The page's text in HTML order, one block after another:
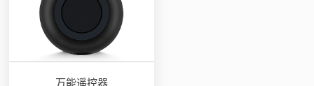
万能遥控器